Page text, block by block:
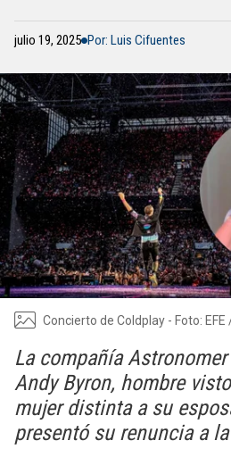
julio 19, 2025 Por: Luis Cifuentes
Concierto de Coldplay - Foto:
La compañía
Andy Byron, hombre
mujer distinta a su
presentó su renuncia a